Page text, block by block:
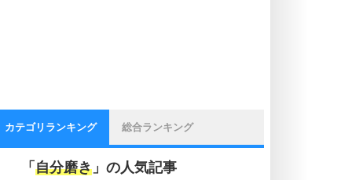
カテゴリランキング 総合ランキング
「 自分磨き 」の人気記事